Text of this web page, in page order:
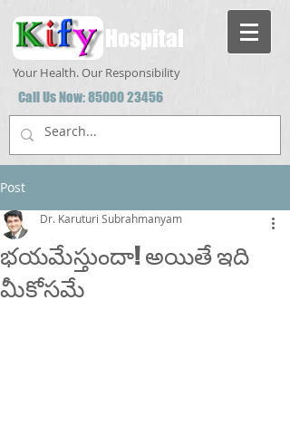
Hospital
Your Health. Our Responsibility
Call Us Now:85000 23456
Post
భయమేస్తుందా! అయితే ఇది
మీకోసమే
Dr. Karuturi Subrahmanyam